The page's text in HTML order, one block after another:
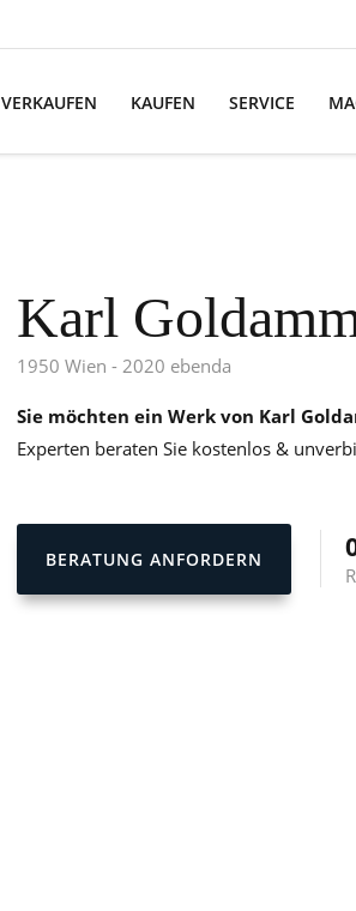
VERKAUFEN KAUFEN SERVICE
Karl
1950 Wien - 2020 ebenda
Sie möchten ein Werk von Karl
Experten beraten Sie kostenlos &
BERATUNG ANFORDERN